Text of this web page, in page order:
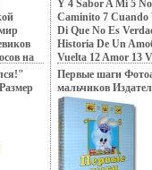
на
вйсптСтанислав
Y 4 Sabor A Mi 5
Caminito 7 Cuando
Di Que No Es
Historia De Un
Vuelta 12 Amor 13
No Te Vayas Sin Mi
Desesperadamente
Flores Negras 18
Vidas 20 Nochecita
22 Fuego Bajo Tu
Amorвйтон 24
Исполнитель Эйди
Gorme.
Первые шаги
мальчиков
Издат, 2006 г
ISBN 5-8451-1270-2